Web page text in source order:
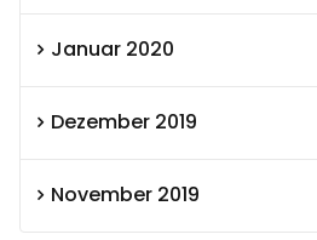
Januar 2020
Dezember 2019
November 2019